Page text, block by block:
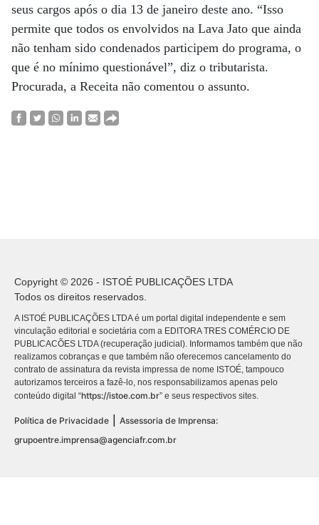
seus cargos após o dia 13 de janeiro deste ano. “Isso
permite que todos os envolvidos na Lava Jato que ainda
não tenham sido condenados participem do programa, o
que é no mínimo questionável”, diz o tributarista.
Procurada, a Receita não comentou o assunto.
Copyright © 2026 - ISTOÉ PUBLICAÇÕES LTDA
Todos os direitos reservados.
A ISTOÉ PUBLICAÇÕES LTDA é um portal digital independente e sem
vinculação editorial e societária com a EDITORA TRES COMÉRCIO DE
PUBLICACÕES LTDA (recuperação judicial). Informamos também que não
realizamos cobranças e que também não oferecemos cancelamento do
contrato de assinatura da revista impressa de nome ISTOÉ, tampouco
autorizamos terceiros a fazê-lo, nos responsabilizamos apenas pelo
conteúdo digital “https://istoe.com.br” e seus respectivos sites.
Política de Privacidade
Assessoria de Imprensa:
grupoentre.imprensa@agenciafr.com.br